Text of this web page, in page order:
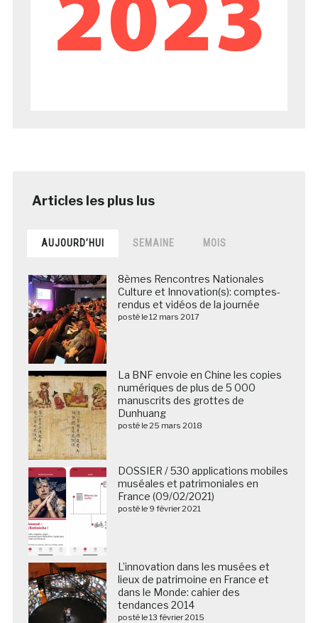
AUJOURD’HUI SEMAINE MOIS
8èmes Rencontres Nationales
Culture et Innovation(s): comptes-
rendus et vidéos de la journée
posté le 12 mars 2017
La BNF envoie en Chine les copies
numériques de plus de 5 000
manuscrits des grottes de
Dunhuang
posté le 25 mars 2018
DOSSIER / 530 applications mobiles
muséales et patrimoniales en
France (09/02/2021)
posté le 9 février 2021
L’innovation dans les musées et
lieux de patrimoine en France et
dans le Monde: cahier des
tendances 2014
posté le 13 février 2015